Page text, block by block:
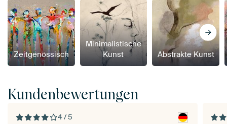
Zeitgenössisch
Minimalistische
Kunst
Abstrakte Kunst
Kundenbewertungen
4 / 5